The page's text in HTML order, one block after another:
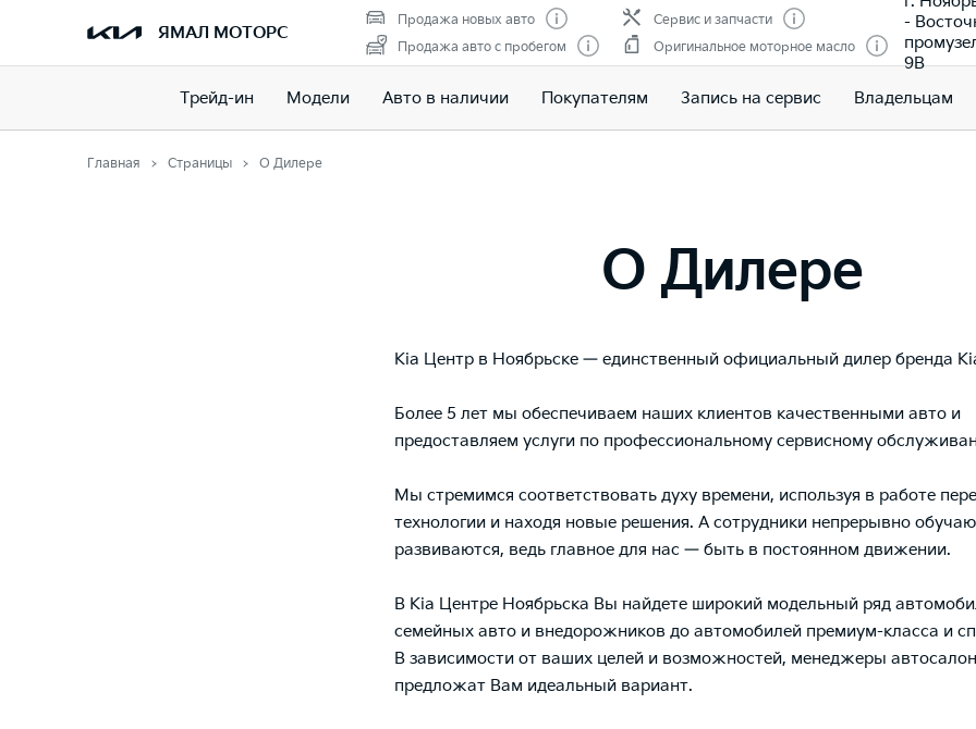
ЯМАЛ МОТОРС
Продажа новых авто
Продажа авто с пробегом
Сервис и запчасти
Оригинальное моторное масло
-
9В
Трейд-ин Модели Авто в наличии Покупателям Запись на сервис Владельцам
Главная Страницы О Дилере
О Дилере
Kia Центр в Ноябрьске — единственный официальный дилер бренда
Более 5 лет мы обеспечиваем наших клиентов качественными авто и
предоставляем услуги по профессиональному сервисному
Мы стремимся соответствовать духу времени, используя в работе
технологии и находя новые решения. А сотрудники непрерывно
развиваются, ведь главное для нас — быть в постоянном движении.
В Кia Центре Ноябрьска Вы найдете широкий модельный ряд
семейных авто и внедорожников до автомобилей премиум-класса и
В зависимости от ваших целей и возможностей, менеджеры
предложат Вам идеальный вариант.